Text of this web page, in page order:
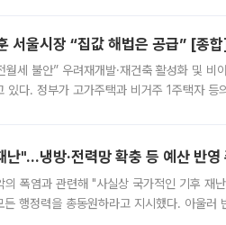
서울시장 “집값 해법은 공급” [종
월세 불안” 우려재개발·재건축 활성화 및 비
있다. 정부가 고가주택과 비거주 1주택자 등
난"…냉방·전력망 확충 등 예산 반
폭염과 관련해 "사실상 국가적인 기후 재
행정력을 총동원하라고 지시했다. 아울러